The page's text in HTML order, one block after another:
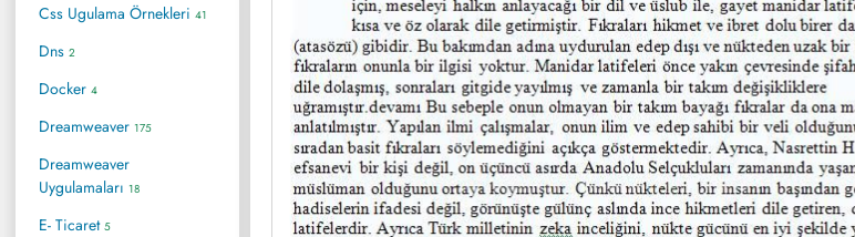
Css Ugulama Örnekleri 41
Dns 2
Docker 4
Dreamweaver 175
Dreamweaver
Uygulamaları 18
E- Ticaret 5